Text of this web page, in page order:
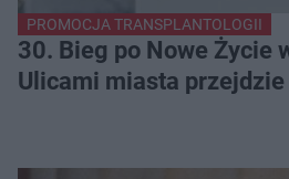
PROMOCJA TRANSPLANTOLOGII
30. Bieg po Nowe Życie
Ulicami miasta